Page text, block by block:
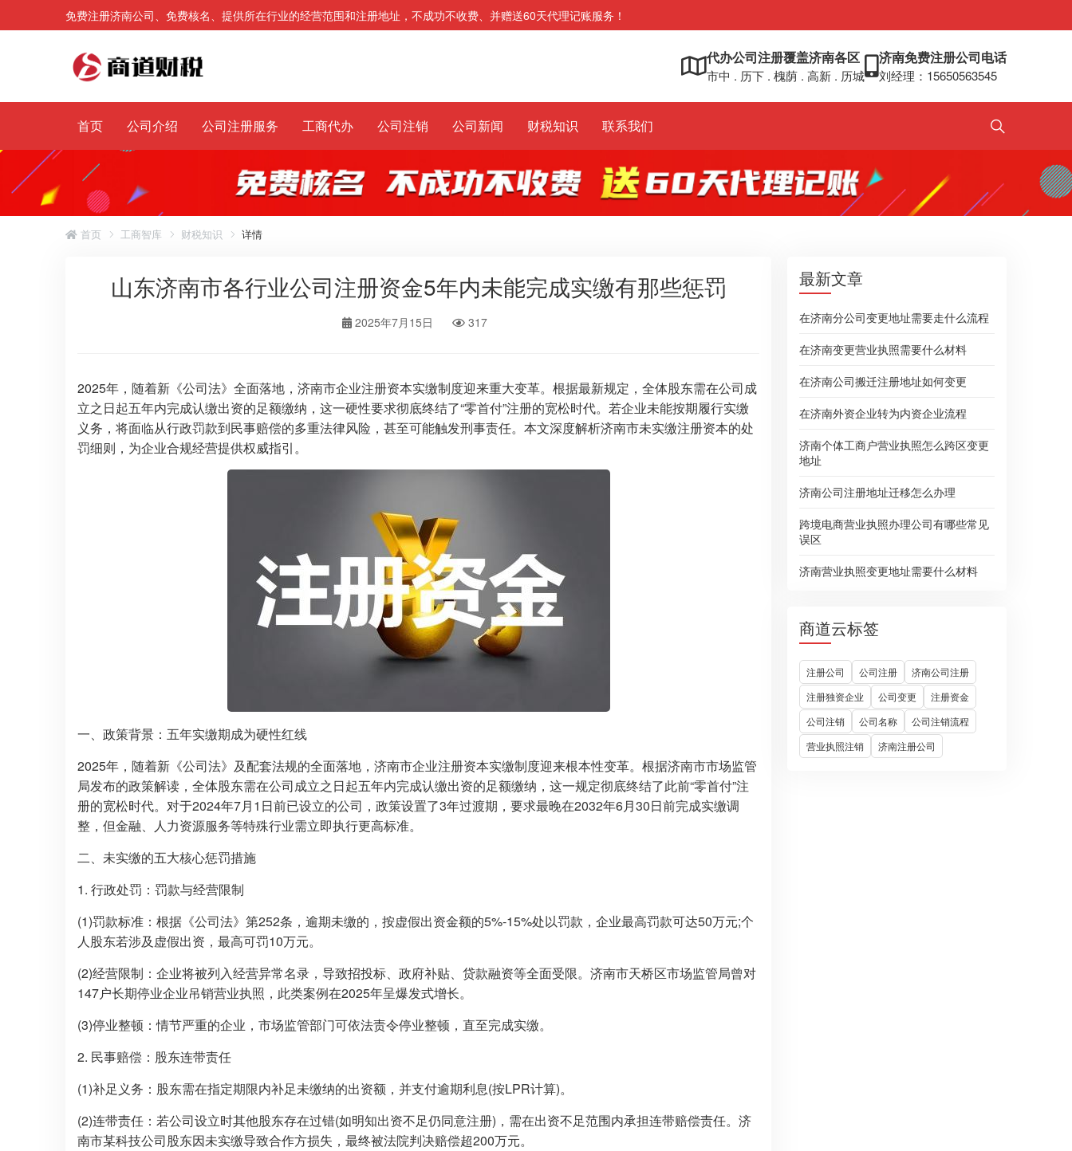
免费注册济南公司、免费核名、提供所在行业的经营范围和注册地址，不成功不收费、并赠送60天代理记账服务！
代办公司注册覆盖济南各区
市中 . 历下 . 槐荫 . 高新 . 历城
济南免费注册公司电话
刘经理：15650563545
首页 公司介绍 公司注册服务 工商代办 公司注销 公司新闻 财税知识 联系我们
首页 工商智库 财税知识 详情
最新文章
在济南分公司变更地址需要走什么流程
在济南变更营业执照需要什么材料
在济南公司搬迁注册地址如何变更
在济南外资企业转为内资企业流程
济南个体工商户营业执照怎么跨区变更
地址
济南公司注册地址迁移怎么办理
跨境电商营业执照办理公司有哪些常见
误区
济南营业执照变更地址需要什么材料
商道云标签
注册公司 公司注册
济南公司注册
注册独资企业
公司变更
注册资金
公司注销
公司名称
公司注销流程
营业执照注销
济南注册公司
山东济南市各行业公司注册资金5年内未能完成实缴有那些惩罚
2025年7月15日 317
2025年，随着新《公司法》全面落地，济南市企业注册资本实缴制度迎来重大变革。根据最新规定，全体股东需在公司成
立之日起五年内完成认缴出资的足额缴纳，这一硬性要求彻底终结了“零首付”注册的宽松时代。若企业未能按期履行实缴
义务，将面临从行政罚款到民事赔偿的多重法律风险，甚至可能触发刑事责任。本文深度解析济南市未实缴注册资本的处
罚细则，为企业合规经营提供权威指引。
一、政策背景：五年实缴期成为硬性红线
2025年，随着新《公司法》及配套法规的全面落地，济南市企业注册资本实缴制度迎来根本性变革。根据济南市市场监管
局发布的政策解读，全体股东需在公司成立之日起五年内完成认缴出资的足额缴纳，这一规定彻底终结了此前“零首付”注
册的宽松时代。对于2024年7月1日前已设立的公司，政策设置了3年过渡期，要求最晚在2032年6月30日前完成实缴调
整，但金融、人力资源服务等特殊行业需立即执行更高标准。
二、未实缴的五大核心惩罚措施
1. 行政处罚：罚款与经营限制
(1)罚款标准：根据《公司法》第252条，逾期未缴的，按虚假出资金额的5%-15%处以罚款，企业最高罚款可达50万元;个
人股东若涉及虚假出资，最高可罚10万元。
(2)经营限制：企业将被列入经营异常名录，导致招投标、政府补贴、贷款融资等全面受限。济南市天桥区市场监管局曾对
147户长期停业企业吊销营业执照，此类案例在2025年呈爆发式增长。
(3)停业整顿：情节严重的企业，市场监管部门可依法责令停业整顿，直至完成实缴。
2. 民事赔偿：股东连带责任
(1)补足义务：股东需在指定期限内补足未缴纳的出资额，并支付逾期利息(按LPR计算)。
(2)连带责任：若公司设立时其他股东存在过错(如明知出资不足仍同意注册)，需在出资不足范围内承担连带赔偿责任。济
南市某科技公司股东因未实缴导致合作方损失，最终被法院判决赔偿超200万元。